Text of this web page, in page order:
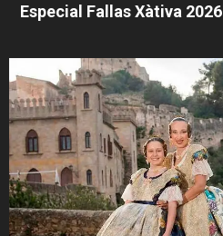
Especial Fallas Xàtiva 2026